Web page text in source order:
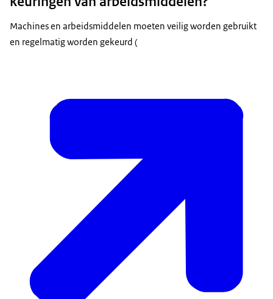
Machines en arbeidsmiddelen moeten veilig worden gebruikt
en regelmatig worden gekeurd (